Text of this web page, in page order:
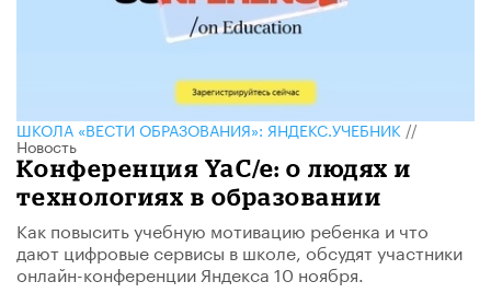
ШКОЛА «ВЕСТИ ОБРАЗОВАНИЯ»: ЯНДЕКС.УЧЕБНИК//
Новость
Конференция YaC/e: о людях и
технологиях в образовании
Как повысить учебную мотивацию ребенка и что
дают цифровые сервисы в школе, обсудят участники
онлайн-конференции Яндекса 10 ноября.